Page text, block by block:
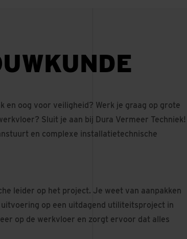
en oog voor veiligheid? Werk je graag op grote
Sluit je aan bij Dura Vermeer Techniek!
en complexe installatietechnische
leider op het project. Je weet van aanpakken
op een uitdagend utiliteitsproject in
op de werkvloer en zorgt ervoor dat alles